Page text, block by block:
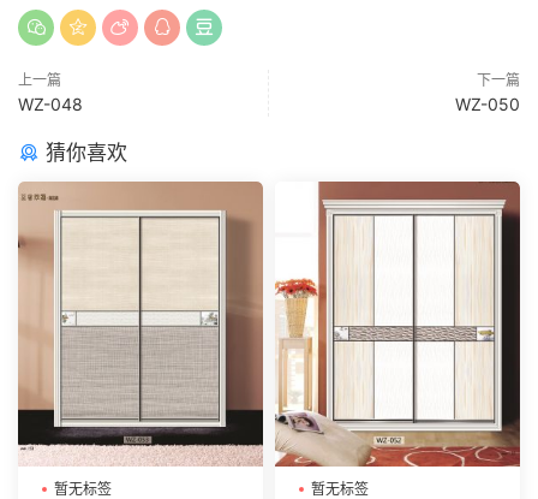
上一篇
WZ-048
下一篇
WZ-050
猜你喜欢
暂无标签 暂无标签